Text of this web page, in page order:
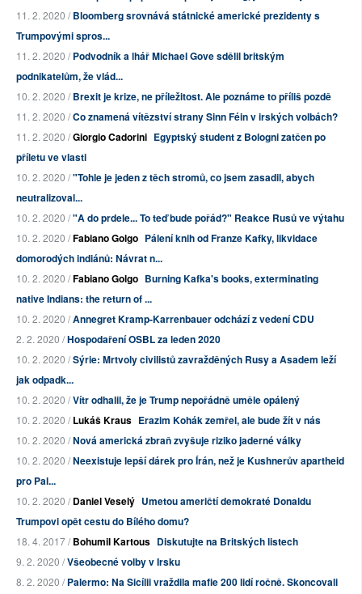
11. 2. 2020 /Bloomberg srovnává státnické americké prezidenty s
Trumpovými spros...
11. 2. 2020 /Podvodník a lhář Michael Gove sdělil britským
podnikatelům, že vlád...
10. 2. 2020 /Brexit je krize, ne příležitost. Ale poznáme to příliš pozdě
11. 2. 2020 /Co znamená vítězství strany Sinn Féin v irských volbách?
11. 2. 2020 /Giorgio Cadorini Egyptský student z Bologni zatčen po
příletu ve vlasti
10. 2. 2020 /"Tohle je jeden z těch stromů, co jsem zasadil, abych
neutralizoval...
10. 2. 2020 /"A do prdele... To teď bude pořád?" Reakce Rusů ve výtahu
10. 2. 2020 /Fabiano Golgo Pálení knih od Franze Kafky, likvidace
domorodých indiánů: Návrat n...
10. 2. 2020 /Fabiano Golgo Burning Kafka's books, exterminating
native Indians: the return of ...
10. 2. 2020 /Annegret Kramp-Karrenbauer odchází z vedení CDU
2. 2. 2020 /Hospodaření OSBL za leden 2020
10. 2. 2020 /Sýrie: Mrtvoly civilistů zavražděných Rusy a Asadem leží
jak odpadk...
10. 2. 2020 /Vítr odhalil, že je Trump nepořádně uměle opálený
10. 2. 2020 /Lukáš Kraus Erazim Kohák zemřel, ale bude žít v nás
10. 2. 2020 /Nová americká zbraň zvyšuje riziko jaderné války
10. 2. 2020 /Neexistuje lepší dárek pro Írán, než je Kushnerův apartheid
pro Pal...
10. 2. 2020 /Daniel Veselý Umetou američtí demokraté Donaldu
Trumpovi opět cestu do Bílého domu?
18. 4. 2017 /Bohumil Kartous Diskutujte na Britských listech
9. 2. 2020 /Všeobecné volby v Irsku
8. 2. 2020 /Palermo: Na Sicílii vraždila mafie 200 lidí ročně. Skoncovali